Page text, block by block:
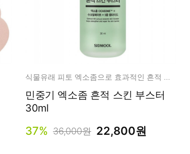
식물유래 피토 엑소좀으로 효과적인 흔적 스킨 케어
민중기 엑소좀 흔적 스킨 부스터
30ml
37% 36,000원 22,800원